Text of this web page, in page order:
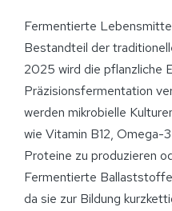
Fermentierte
Bestandteil der
2025 wird die pflanzliche
Präzisionsfermentation
werden mikrobielle
wie Vitamin B12, Omega-
Proteine zu produzieren
Fermentierte
da sie zur Bildung